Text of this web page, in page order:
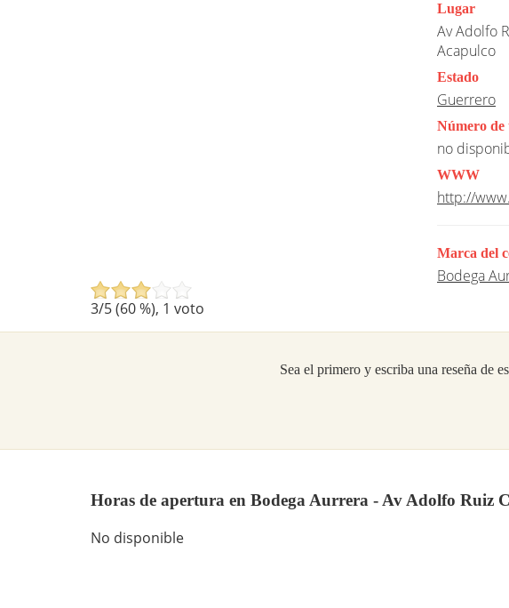
3/5 (60%), 1 voto
Lugar
Av Adolfo
Acapulco
Estado
Guerrero
Número de
no
WWW
http://
Marca del
Bodega
Sea el primero y escriba una reseña de
Horas de apertura en Bodega Aurrera - Av Adolfo Ruiz
No disponible